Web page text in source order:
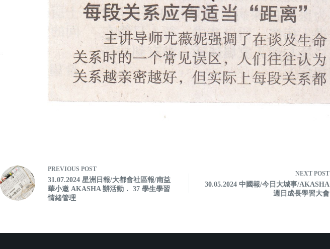
PREVIOUS POST
31.07.2024 星洲日報/大都會社區報/南益
華小邀 AKASHA 辦活動． 37 學生學習
情緒管理
NEXT POST
30.05.2024 中國報/今日大城事/AKASHA
週日成長學習大會